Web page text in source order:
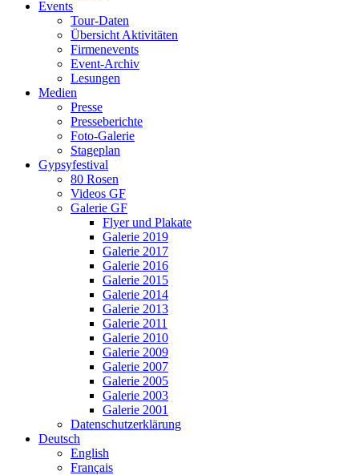
Events
Tour-Daten
Übersicht Aktivitäten
Firmenevents
Event-Archiv
Lesungen
Medien
Presse
Presseberichte
Foto-Galerie
Stageplan
Gypsyfestival
80 Rosen
Videos GF
Galerie GF
Flyer und Plakate
Galerie 2019
Galerie 2017
Galerie 2016
Galerie 2015
Galerie 2014
Galerie 2013
Galerie 2011
Galerie 2010
Galerie 2009
Galerie 2007
Galerie 2005
Galerie 2003
Galerie 2001
Datenschutzerklärung
Deutsch
English
Français